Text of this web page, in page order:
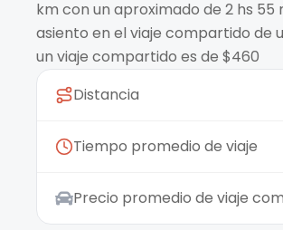
km con un aproximado de 2 hs 55
asiento en el viaje compartido de
un viaje compartido es de $460
Distancia
Tiempo promedio de viaje
Precio promedio de viaje